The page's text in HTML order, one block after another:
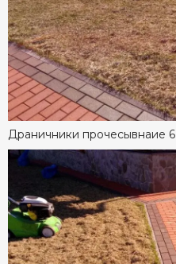
Драничники прочесывнаие 6